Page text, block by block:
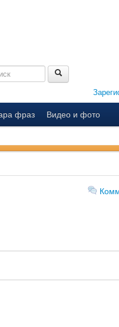
фраз
Видео и фото